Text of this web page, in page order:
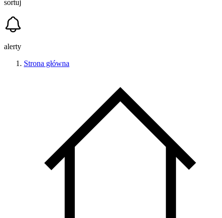
sortuj
alerty
Strona główna